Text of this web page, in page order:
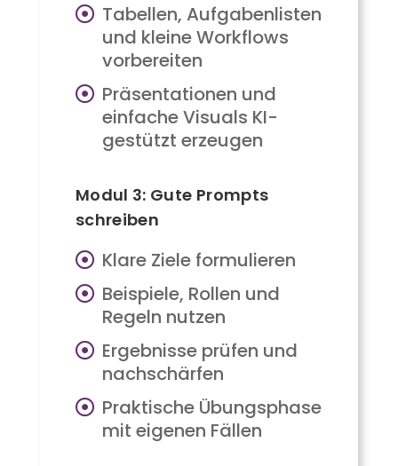
Tabellen, Aufgabenlisten
und kleine Workflows
vorbereiten
Präsentationen und
einfache Visuals KI-
gestützt erzeugen
Modul 3: Gute Prompts
schreiben
Klare Ziele formulieren
Beispiele, Rollen und
Regeln nutzen
Ergebnisse prüfen und
nachschärfen
Praktische Übungsphase
mit eigenen Fällen